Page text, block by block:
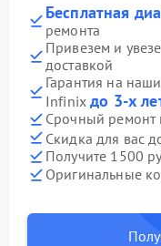
Бесплатная
ремонта
Привезем и
доставкой
Гарантия на
Infinixдо 3-х
Срочный ремонт
Скидка для вас
Получите 1500
Оригинальные